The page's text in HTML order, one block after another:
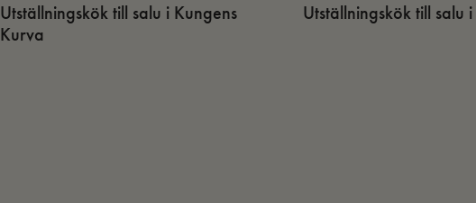
Utställningskök till salu i Kungens
Kurva
Utställningskök till salu